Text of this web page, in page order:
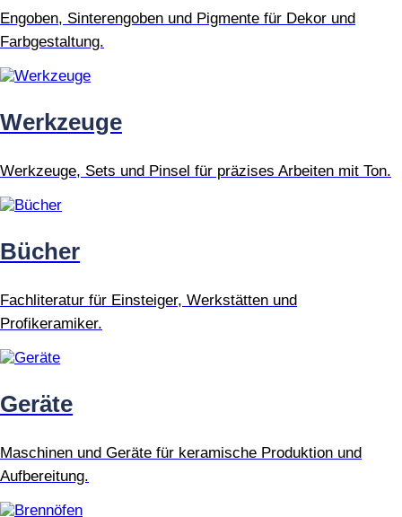
Engoben, Sinterengoben und Pigmente für Dekor und
Farbgestaltung.
Werkzeuge
Werkzeuge, Sets und Pinsel für präzises Arbeiten mit Ton.
Bücher
Fachliteratur für Einsteiger, Werkstätten und
Profikeramiker.
Geräte
Maschinen und Geräte für keramische Produktion und
Aufbereitung.